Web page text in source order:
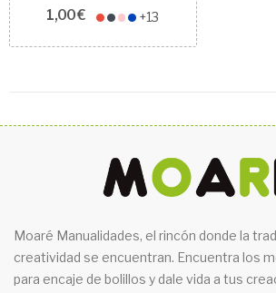
1,00 € +13
Moaré Manualidades, el rincón donde la
creatividad se encuentran. Encuentra los
para encaje de bolillos y dale vida a tus